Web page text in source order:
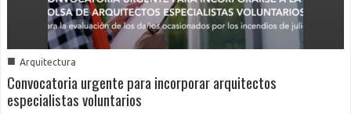
■ Arquitectura
Convocatoria urgente para incorporar arquitectos
especialistas voluntarios